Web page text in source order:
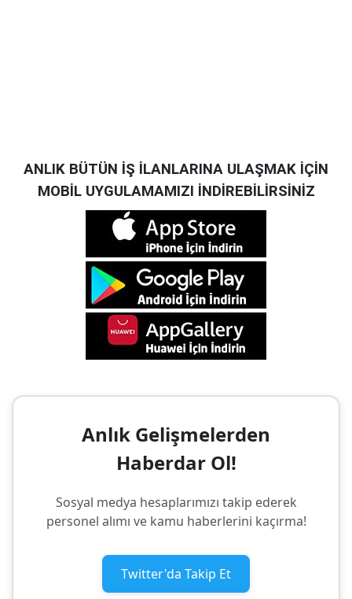
ANLIK BÜTÜN İŞ İLANLARINA ULAŞMAK İÇİN
MOBİL UYGULAMAMIZI İNDİREBİLİRSİNİZ
Anlık Gelişmelerden
Haberdar Ol!
Sosyal medya hesaplarımızı takip ederek
personel alımı ve kamu haberlerini kaçırma!
Twitter'da Takip Et